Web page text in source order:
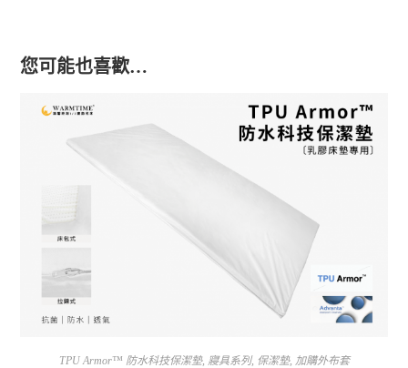
您可能也喜歡…
TPU Armor™ 防水科技保潔墊, 寢具系列, 保潔墊, 加購外布套